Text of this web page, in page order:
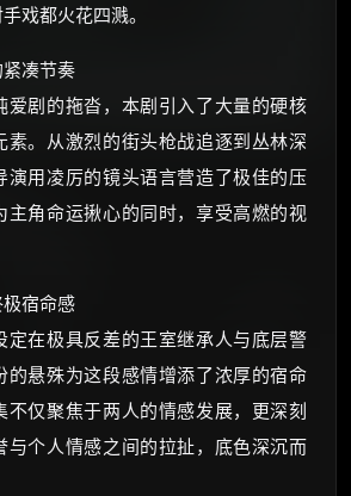
戏都火花四溅。
凑节奏
爱剧的拖沓，本剧引入了大量的硬核
素。从激烈的街头枪战追逐到丛林深
演用凌厉的镜头语言营造了极佳的压
主角命运揪心的同时，享受高燃的视
宿命感
定在极具反差的王室继承人与底层警
的悬殊为这段感情增添了浓厚的宿命
不仅聚焦于两人的情感发展，更深刻
与个人情感之间的拉扯，底色深沉而